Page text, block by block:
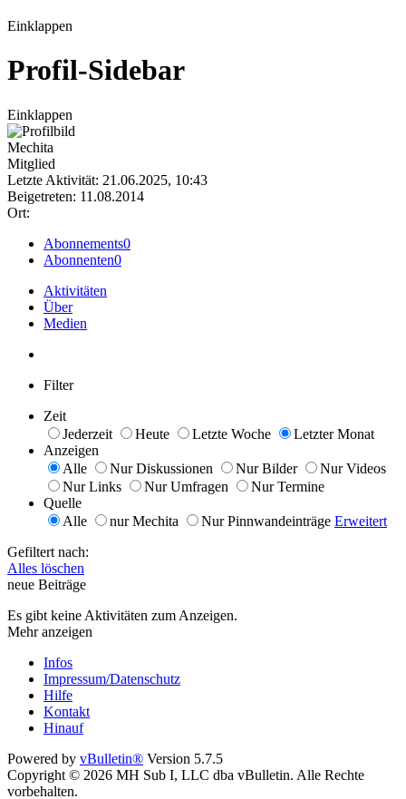
Einklappen
Profil-Sidebar
Einklappen
Mechita
Mitglied
Letzte Aktivität: 21.06.2025, 10:43
Beigetreten: 11.08.2014
Ort:
Abonnements0
Abonnenten0
Aktivitäten
Über
Medien
Filter
Zeit
Jederzeit
Heute Letzte Woche
Letzter Monat
Anzeigen
Alle
Nur Diskussionen Nur Bilder
Nur Videos
Nur Links
Nur Umfragen
Nur Termine
Quelle
Alle
nur Mechita Nur Pinnwandeinträge Erweitert
Gefiltert nach:
Alles löschen
neue Beiträge
Es gibt keine Aktivitäten zum Anzeigen.
Mehr anzeigen
Infos
Impressum/Datenschutz
Hilfe
Kontakt
Hinauf
Powered by vBulletin® Version 5.7.5
Copyright © 2026 MH Sub I, LLC dba vBulletin. Alle Rechte
vorbehalten.